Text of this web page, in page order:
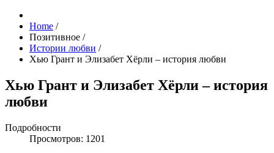
Home /
Позитивное /
Истории любви /
Хью Грант и Элизабет Хёрли – история любви
Хью Грант и Элизабет Хёрли – история
любви
Подробности
Просмотров: 1201